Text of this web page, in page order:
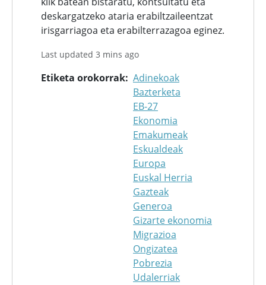
deskargatzeko ataria erabiltzaileentzat
irisgarriagoa eta erabilterrazagoa eginez.
Last updated 3 mins ago
Etiketa orokorrak Adinekoak
Bazterketa
EB-27
Ekonomia
Emakumeak
Eskualdeak
Europa
Euskal Herria
Gazteak
Generoa
Gizarte ekonomia
Migrazioa
Ongizatea
Pobrezia
Udalerriak